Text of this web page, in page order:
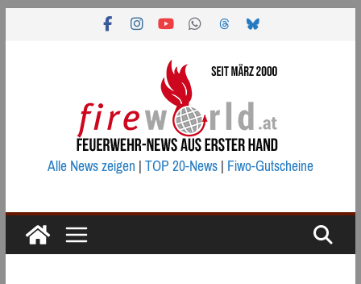
Alle News zeigen|TOP 20-News|Fiwo-Gutscheine